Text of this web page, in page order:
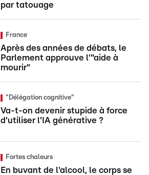
par tatouage
France
Après des années de débats, le
Parlement approuve l'"aide à
mourir"
"Délégation cognitive"
Va-t-on devenir stupide à force
d'utiliser l'IA générative ?
Fortes chaleurs
En buvant de l'alcool, le corps se